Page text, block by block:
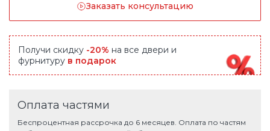
Заказать консультацию
Получи скидку -20% на все двери и
фурнитуру в подарок
Оплата частями
Беспроцентная рассрочка до 6 месяцев. Оплата по частям